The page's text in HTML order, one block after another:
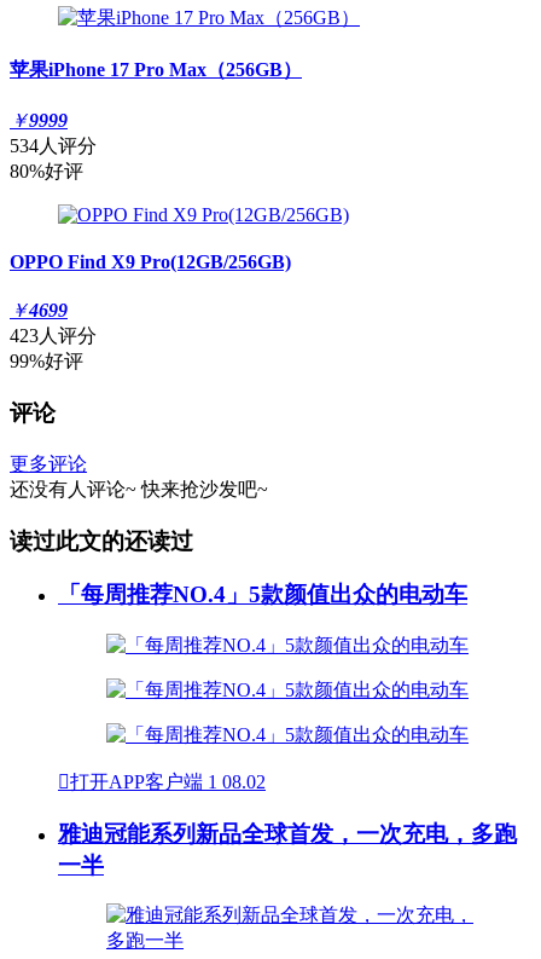
苹果iPhone 17 Pro Max（256GB）
￥9999
534人评分
80%好评
OPPO Find X9 Pro(12GB/256GB)
￥4699
423人评分
99%好评
评论
更多评论
还没有人评论~ 快来抢沙发吧~
读过此文的还读过
「每周推荐NO.4」5款颜值出众的电动车
打开APP客户端 1 08.02
雅迪冠能系列新品全球首发，一次充电，多跑
一半